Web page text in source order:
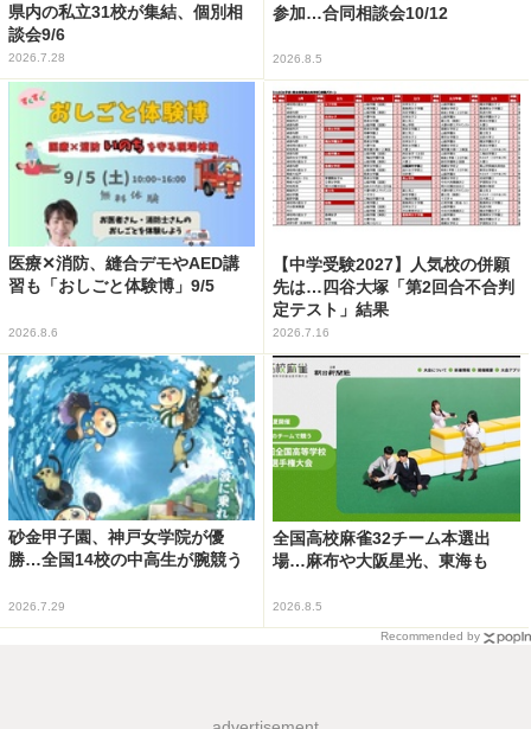
県内の私立31校が集結、個別相
談会9/6
2026.7.28
参加…合同相談会10/12
2026.8.5
医療✕消防、縫合デモやAED講
習も「おしごと体験博」9/5
2026.8.6
【中学受験2027】人気校の併願
先は…四谷大塚「第2回合不合判
定テスト」結果
2026.7.16
砂金甲子園、神戸女学院が優
勝…全国14校の中高生が腕競う
2026.7.29
全国高校麻雀32チーム本選出
場…麻布や大阪星光、東海も
2026.8.5
Recommended by